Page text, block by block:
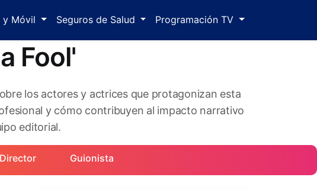
y Móvil Seguros de Salud Programación TV
Fool'
los actores y actrices que protagonizan esta
y cómo contribuyen al impacto narrativo
editorial.
Director Guionista